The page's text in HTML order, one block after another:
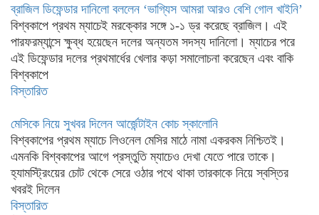
ব্রাজিল ডিফেন্ডার দানিলো বললেন ‘ভাগ্যিস আমরা আরও বেশি গোল খাইনি’
বিশ্বকাপে প্রথম ম্যাচেই মরক্কোর সঙ্গে ১-১ ড্র করেছে ব্রাজিল। এই
পারফরম্যান্সে ক্ষুব্ধ হয়েছেন দলের অন্যতম সদস্য দানিলো। ম্যাচের পরে
এই ডিফেন্ডার দলের প্রথমার্ধের খেলার কড়া সমালোচনা করেছেন এবং বাকি
বিশ্বকাপে
বিস্তারিত
মেসিকে নিয়ে সুখবর দিলেন আর্জেন্টাইন কোচ স্কালোনি
বিশ্বকাপের প্রথম ম্যাচে লিওনেল মেসির মাঠে নামা একরকম নিশ্চিতই।
এমনকি বিশ্বকাপের আগে প্রস্তুতি ম্যাচেও দেখা যেতে পারে তাকে।
হ্যামস্ট্রিংয়ের চোট থেকে সেরে ওঠার পথে থাকা তারকাকে নিয়ে স্বস্তির
খবরই দিলেন
বিস্তারিত